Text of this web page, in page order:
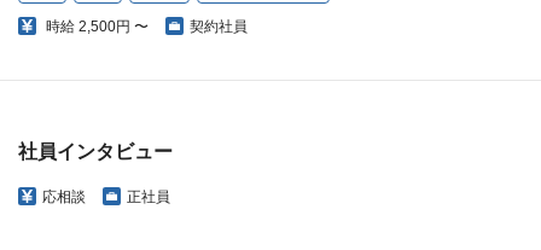
時給 2,500円 〜 契約社員
社員インタビュー
応相談 正社員